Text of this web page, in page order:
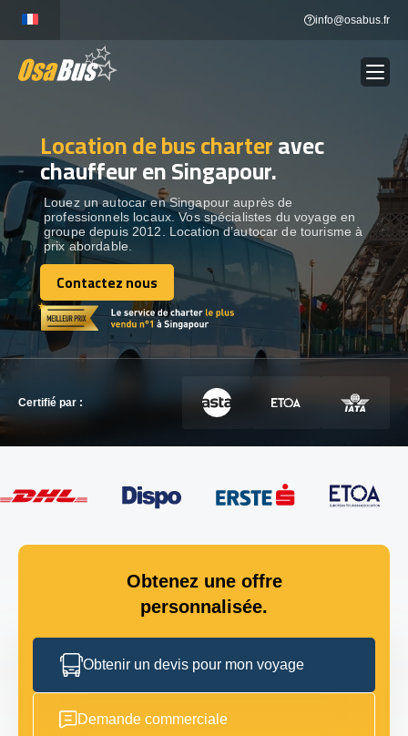
content
info@osabus.fr
LOCATION DE BUS
DESTINATIONS
OUR VÉHICULES
CONTACTEZ-NOUS
CONTACTEZ-NOUS
Location de bus charteravec
chauffeur en Singapour.
Louez un autocar en Singapour auprès de
professionnels locaux. Vos spécialistes du voyage en
groupe depuis 2012. Location d’autocar de tourisme à
prix abordable.
Contactez nous
Contactez nous
Certifié par :
Obtenez une offre
personnalisée.
Obtenir un devis pour mon voyage
Demande commerciale